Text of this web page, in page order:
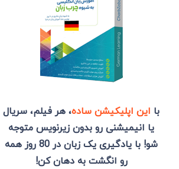
با این اپلیکیشن ساده، هر فیلم، سریال
یا انیمیشنی رو بدون زیرنویس متوجه
شو! با یادگیری یک زبان در 80 روز همه
رو انگشت به دهان کن!